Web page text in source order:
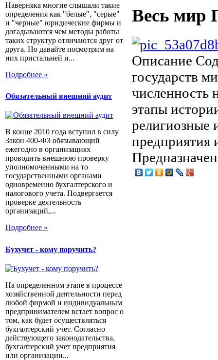
Наверняка многие слышали такие
определения как "белые", "серые"
и "черные" юридические фирмы и
догадываются чем методы работы
таких структур отличаются друг от
друга. Но давайте посмотрим на
них пристальней и...
Подробнее »
Обязательный внешний аудит
В конце 2010 года вступил в силу
Закон 400-ФЗ обязывающий
ежегодно в организациях
проводить внешнюю проверку
уполномоченными на то
государственными органами
одновременно бухгалтерского и
налогового учета. Подвергается
проверке деятельность
организаций,...
Подробнее »
Бухучет - кому поручить?
На определенном этапе в процессе
хозяйственной деятельности перед
любой фирмой и индивидуальным
предпринимателем встает вопрос о
том, как будет осуществляться
бухгалтерский учет. Согласно
действующего законодательства,
бухгалтерский учет предприятия
или организации...
Весь мир
Описание
государств
численность
этапы
религиозные
предприятия